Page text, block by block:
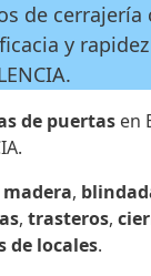
de cerrajería
y rapidez
de puertas en
,
, trasteros,
de locales.